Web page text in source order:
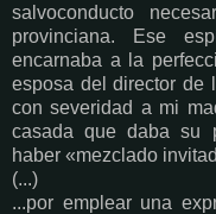
salvoconducto
provinciana. Ese
encarnaba a la
esposa del director de
con severidad a mi
casada que daba su
haber «mezclado
(...)
...por emplear una